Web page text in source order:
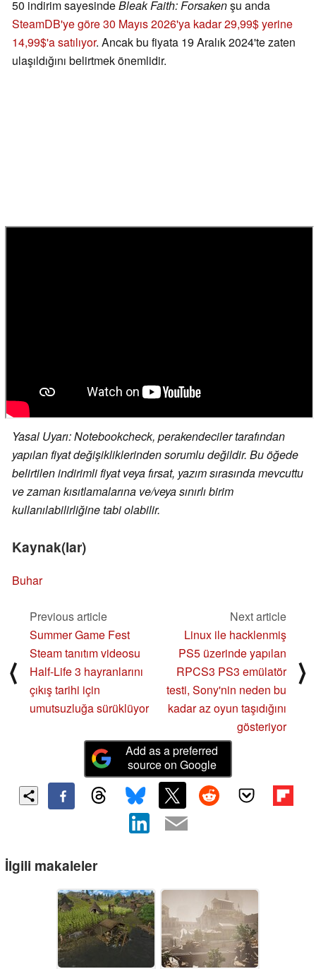
50 indirim sayesindeBleak Faith: Forsakenşu anda
SteamDB'ye göre 30 Mayıs 2026'ya kadar 29,99$ yerine
14,99$'a satılıyor. Ancak bu fiyata 19 Aralık 2024'te zaten
ulaşıldığını belirtmek önemlidir.
Yasal Uyarı: Notebookcheck, perakendeciler tarafından
yapılan fiyat değişikliklerinden sorumlu değildir. Bu öğede
belirtilen indirimli fiyat veya fırsat, yazım sırasında mevcuttu
ve zaman kısıtlamalarına ve/veya sınırlı birim
kullanılabilirliğine tabi olabilir.
Kaynak(lar)
Buhar
⟨
Previous article
Summer Game Fest
Steam tanıtım videosu
Half-Life 3 hayranlarını
çıkış tarihi için
umutsuzluğa sürüklüyor
Next article
Linux ile hacklenmiş
PS5 üzerinde yapılan
RPCS3 PS3 emülatör
testi, Sony'nin neden bu
kadar az oyun taşıdığını
gösteriyor
⟩
Add as a preferred
source on Google
İlgili makaleler